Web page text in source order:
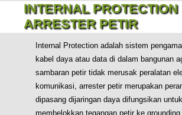
INTERNAL PROTECTION
ARRESTER PETIR
Internal Protection adalah sistem
kabel daya atau data di dalam bangunan
sambaran petir tidak merusak peralatan
komunikasi, arrester petir merupakan
dipasang dijaringan daya difungsikan untuk
membelokkan tegangan petir ke